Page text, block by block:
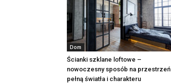
Dom
Ścianki szklane loftowe –
nowoczesny sposób na przestrzeń
pełną światła i charakteru